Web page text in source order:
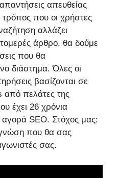
απευθείας
που οι χρήστες
αλλάζει
άρθρο, θα δούμε
που θα
διάστημα. Όλες οι
βασίζονται σε
από πελάτες της
έχει 26 χρόνια
αγορά SEO. Στόχος μας:
που θα σας
σας.